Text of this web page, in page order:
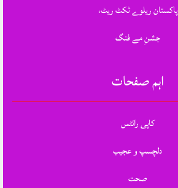
پاکستان ریلوے ٹکٹ ریٹ،
جشنِ مے فنگ
اہم صفحات
کاپی رائٹس
دلچسپ و عجیب
صحت